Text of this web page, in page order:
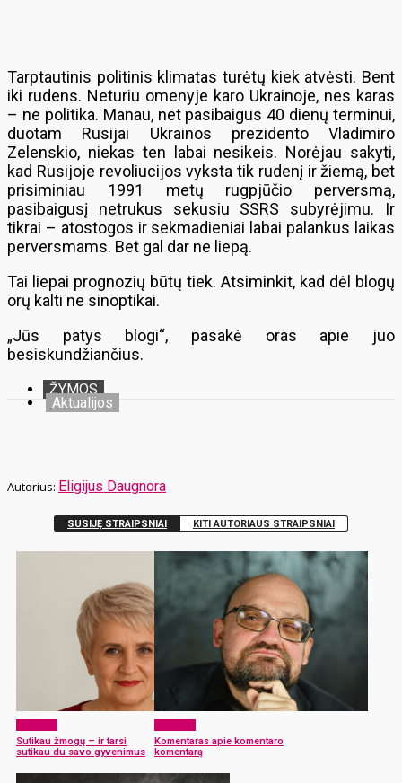
Tarptautinis politinis klimatas turėtų kiek atvėsti. Bent
iki rudens. Neturiu omenyje karo Ukrainoje, nes karas
– ne politika. Manau, net pasibaigus 40 dienų terminui,
duotam Rusijai Ukrainos prezidento Vladimiro
Zelenskio, niekas ten labai nesikeis. Norėjau sakyti,
kad Rusijoje revoliucijos vyksta tik rudenį ir žiemą, bet
prisiminiau 1991 metų rugpjūčio perversmą,
pasibaigusį netrukus sekusiu SSRS subyrėjimu. Ir
tikrai – atostogos ir sekmadieniai labai palankus laikas
perversmams. Bet gal dar ne liepą.
Tai liepai prognozių būtų tiek. Atsiminkit, kad dėl blogų
orų kalti ne sinoptikai.
„Jūs patys blogi“, pasakė oras apie juo
besiskundžiančius.
ŽYMOS
Aktualijos
Eligijus Daugnora
SUSIJĘ STRAIPSNIAI KITI AUTORIAUS STRAIPSNIAI
Sutikau žmogų – ir tarsi
sutikau du savo gyvenimus
Komentaras apie komentaro
komentarą